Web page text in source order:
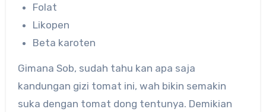
Folat
Likopen
Beta karoten
Gimana Sob, sudah tahu kan apa saja
kandungan gizi tomat ini, wah bikin semakin
suka dengan tomat dong tentunya. Demikian